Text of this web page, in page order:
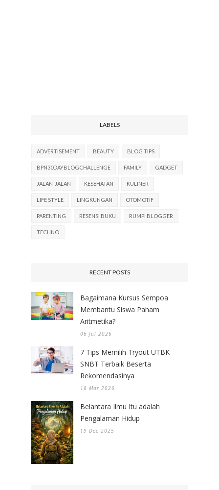
LABELS
ADVERTISEMENT BEAUTY BLOG TIPS
BPN30DAYBLOGCHALLENGE FAMILY GADGET
JALAN-JALAN KESEHATAN KULINER
LIFE STYLE LINGKUNGAN OTOMOTIF
PARENTING RESENSI BUKU RUMPI BLOGGER
TECHNO
RECENT POSTS
Bagaimana Kursus Sempoa
Membantu Siswa Paham
Aritmetika?
06 Jul 2026
7 Tips Memilih Tryout UTBK
SNBT Terbaik Beserta
Rekomendasinya
18 Mar 2026
Belantara Ilmu Itu adalah
Pengalaman Hidup
19 Dec 2025